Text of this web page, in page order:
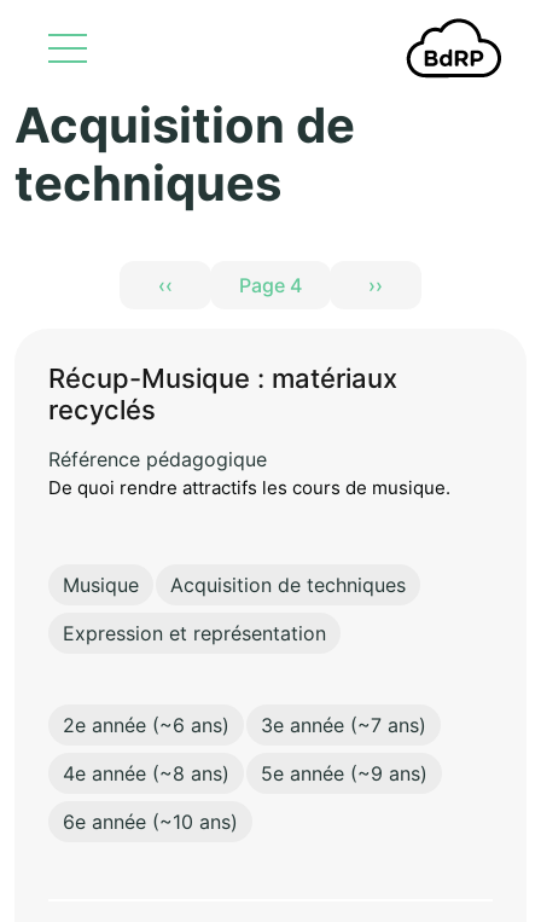
Aller au contenu principal
Acquisition de
techniques
Page précédente
‹‹ Page 4 ››
Récup-Musique : matériaux
recyclés
Référence pédagogique
De quoi rendre attractifs les cours de musique.
Musique
Acquisition de techniques
Expression et représentation
2e année (~6 ans)
3e année (~7 ans)
4e année (~8 ans)
5e année (~9 ans)
6e année (~10 ans)